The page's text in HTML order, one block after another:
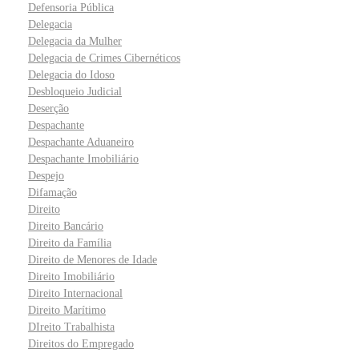
Defensoria Pública
Delegacia
Delegacia da Mulher
Delegacia de Crimes Cibernéticos
Delegacia do Idoso
Desbloqueio Judicial
Deserção
Despachante
Despachante Aduaneiro
Despachante Imobiliário
Despejo
Difamação
Direito
Direito Bancário
Direito da Família
Direito de Menores de Idade
Direito Imobiliário
Direito Internacional
Direito Marítimo
DIreito Trabalhista
Direitos do Empregado